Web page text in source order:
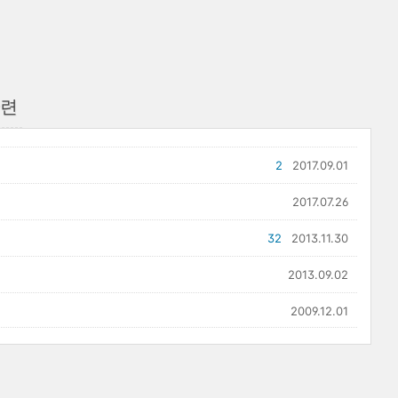
2017.09.01
2
2017.07.26
2013.11.30
32
2013.09.02
2009.12.01